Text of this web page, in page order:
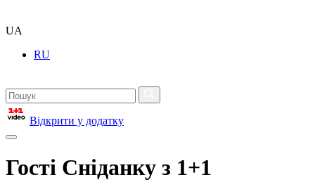
UA
RU
Відкрити у додатку
Гості Сніданку з 1+1